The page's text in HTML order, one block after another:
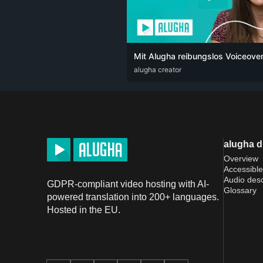
ARA CAT DEU
alugha creator
GDPR-compliant video hosting with AI-
powered translation into 200+ languages.
Hosted in the EU.
alugha
Overview
Audio
Glossary